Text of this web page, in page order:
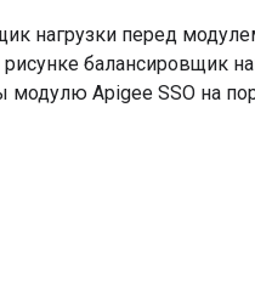
нагрузки перед
балансировщик
модулю Apigee SSO на